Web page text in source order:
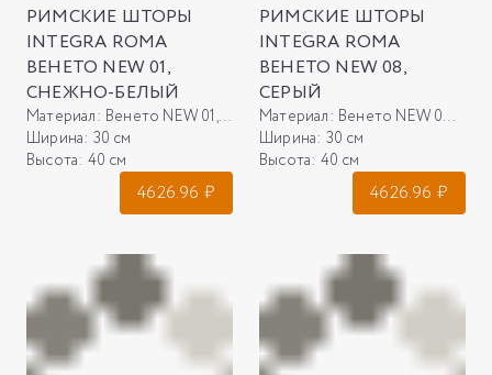
РИМСКИЕ ШТОРЫ
INTEGRA ROMA
ВЕНЕТО NEW 01,
СНЕЖНО-БЕЛЫЙ
Материал: Венето NEW 01, снежно-белый
Ширина: 30 см
Высота: 40 см
4626.96 ₽
РИМСКИЕ ШТОРЫ
INTEGRA ROMA
ВЕНЕТО NEW 08,
СЕРЫЙ
Материал: Венето NEW 08, серый
Ширина: 30 см
Высота: 40 см
4626.96 ₽